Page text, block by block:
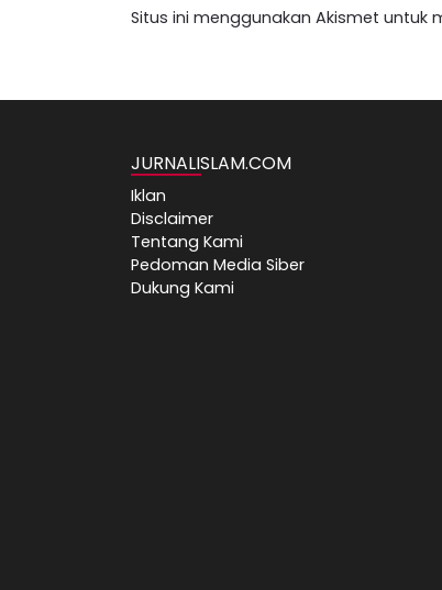
Situs ini menggunakan Akismet untuk
JURNALISLAM.COM
Iklan
Disclaimer
Tentang Kami
Pedoman Media Siber
Dukung Kami